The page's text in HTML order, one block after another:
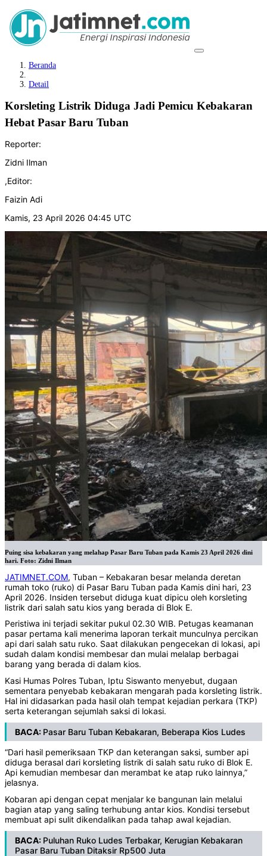
Beranda
Detail
Korsleting Listrik Diduga Jadi Pemicu Kebakaran
Hebat Pasar Baru Tuban
Reporter:
Zidni Ilman
,Editor:
Faizin Adi
Kamis, 23 April 2026 04:45 UTC
Puing sisa kebakaran yang melahap Pasar Baru Tuban pada Kamis 23 April 2026 dini
hari. Foto: Zidni Ilman
JATIMNET.COM, Tuban – Kebakaran besar melanda deretan
rumah toko (ruko) di Pasar Baru Tuban pada Kamis dini hari, 23
April 2026. Insiden tersebut diduga kuat dipicu oleh korsleting
listrik dari salah satu kios yang berada di Blok E.
Peristiwa ini terjadi sekitar pukul 02.30 WIB. Petugas keamanan
pasar pertama kali menerima laporan terkait munculnya percikan
api dari salah satu ruko. Saat dilakukan pengecekan di lokasi, api
sudah dalam kondisi membesar dan mulai melalap berbagai
barang yang berada di dalam kios.
Kasi Humas Polres Tuban, Iptu Siswanto menyebut, dugaan
sementara penyebab kebakaran mengarah pada korsleting listrik.
Hal ini didasarkan pada hasil olah tempat kejadian perkara (TKP)
serta keterangan sejumlah saksi di lokasi.
BACA: Pasar Baru Tuban Kebakaran, Beberapa Kios Ludes
“Dari hasil pemeriksaan TKP dan keterangan saksi, sumber api
diduga berasal dari korsleting listrik di salah satu ruko di Blok E.
Api kemudian membesar dan merambat ke atap ruko lainnya,”
jelasnya.
Kobaran api dengan cepat menjalar ke bangunan lain melalui
bagian atap yang saling terhubung antar kios. Kondisi tersebut
membuat api sulit dikendalikan pada tahap awal kejadian.
BACA: Puluhan Ruko Ludes Terbakar, Kerugian Kebakaran
Pasar Baru Tuban Ditaksir Rp500 Juta